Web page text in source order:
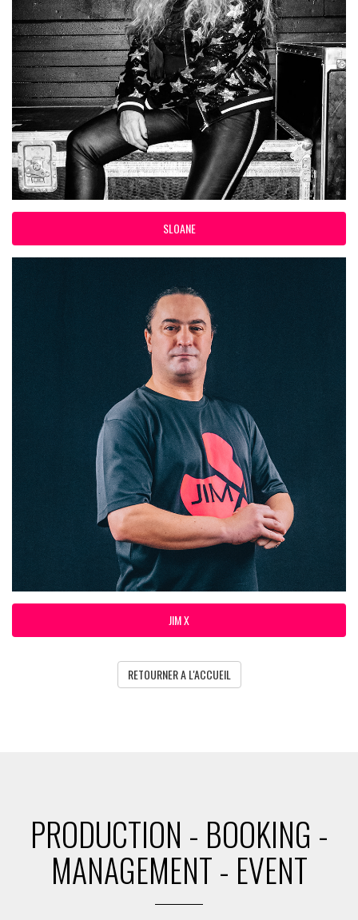
SLOANE
JIM X
RETOURNER A L'ACCUEIL
PRODUCTION - BOOKING -
MANAGEMENT - EVENT